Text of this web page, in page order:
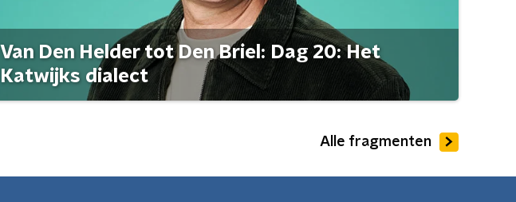
Van Den Helder tot Den Briel: Dag 20: Het
Katwijks dialect
Alle fragmenten